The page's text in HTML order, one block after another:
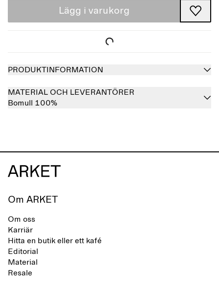
Lägg i varukorg
PRODUKTINFORMATION
MATERIAL OCH LEVERANTÖRER
Bomull 100%
Om ARKET
Om oss
Karriär
Hitta en butik eller ett kafé
Editorial
Material
Resale